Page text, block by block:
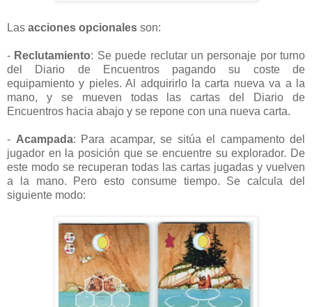
Las acciones opcionales son:
- Reclutamiento: Se puede reclutar un personaje por turno
del Diario de Encuentros pagando su coste de
equipamiento y pieles. Al adquirirlo la carta nueva va a la
mano, y se mueven todas las cartas del Diario de
Encuentros hacia abajo y se repone con una nueva carta.
- Acampada: Para acampar, se sitúa el campamento del
jugador en la posición que se encuentre su explorador. De
este modo se recuperan todas las cartas jugadas y vuelven
a la mano. Pero esto consume tiempo. Se calcula del
siguiente modo: